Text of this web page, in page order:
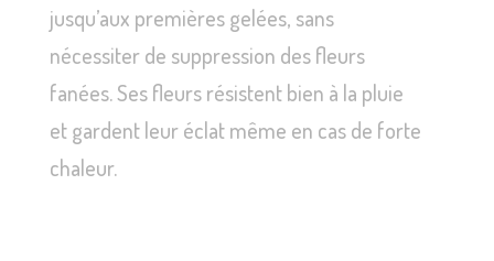
jusqu’aux premières gelées, sans
nécessiter de suppression des fleurs
fanées. Ses fleurs résistent bien à la pluie
et gardent leur éclat même en cas de forte
chaleur.